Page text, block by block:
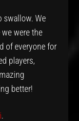
swallow. We
were the
of everyone for
players,
better!
.